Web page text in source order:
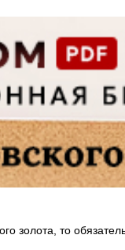
золота, то